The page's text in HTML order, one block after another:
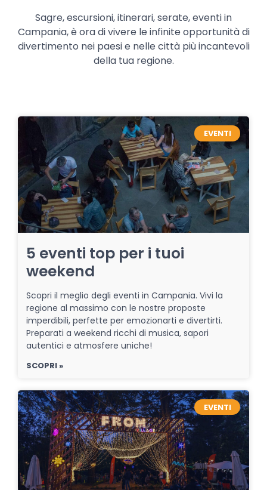
Sagre, escursioni, itinerari, serate, eventi in
Campania, è ora di vivere le infinite opportunità di
divertimento nei paesi e nelle città più incantevoli
della tua regione.
EVENTI
5 eventi top per i tuoi
weekend
Scopri il meglio degli eventi in Campania. Vivi la
regione al massimo con le nostre proposte
imperdibili, perfette per emozionarti e divertirti.
Preparati a weekend ricchi di musica, sapori
autentici e atmosfere uniche!
SCOPRI »
EVENTI